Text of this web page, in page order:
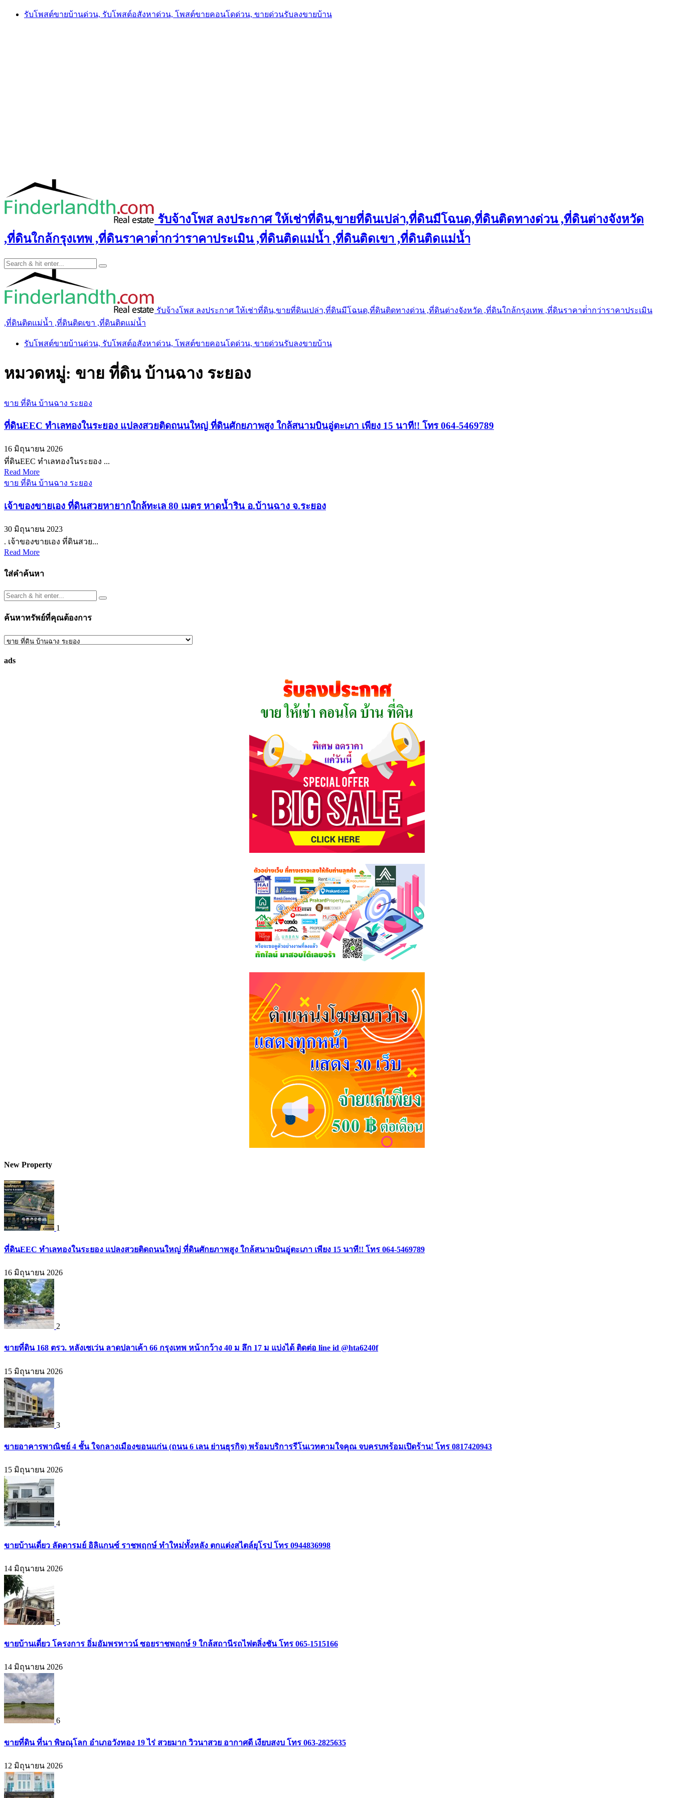
Skip
รับโพสต์ขายบ้านด่วน, รับโพสต์อสังหาด่วน, โพสต์ขายคอนโดด่วน, ขายด่วนรับลงขายบ้าน
รับจ้างโพส ลงประกาศ ให้เช่าที่ดิน,ขายที่ดินเปล่า,ที่ดินมีโฉนด,ที่ดินติดทางด่วน ,ที่ดินต่างจังหวัด
,ที่ดินใกล้กรุงเทพ ,ที่ดินราคาต่ํากว่าราคาประเมิน ,ที่ดินติดแม่น้ำ ,ที่ดินติดเขา ,ที่ดินติดแม่น้ำ
รับจ้างโพส ลงประกาศ ให้เช่าที่ดิน,ขายที่ดินเปล่า,ที่ดินมีโฉนด,ที่ดินติดทางด่วน ,ที่ดินต่างจังหวัด ,ที่ดินใกล้กรุงเทพ ,ที่ดินราคาต่ํากว่าราคาประเมิน
,ที่ดินติดแม่น้ำ ,ที่ดินติดเขา ,ที่ดินติดแม่น้ำ
รับโพสต์ขายบ้านด่วน, รับโพสต์อสังหาด่วน, โพสต์ขายคอนโดด่วน, ขายด่วนรับลงขายบ้าน
หมวดหมู่: ขาย ที่ดิน บ้านฉาง ระยอง
ขาย ที่ดิน บ้านฉาง ระยอง
ที่ดินEEC ทำเลทองในระยอง แปลงสวยติดถนนใหญ่ ที่ดินศักยภาพสูง ใกล้สนามบินอู่ตะเภา เพียง 15 นาที!! โทร 064-5469789
16 มิถุนายน 2026
ที่ดินEEC ทำเลทองในระยอง ...
Read More
ขาย ที่ดิน บ้านฉาง ระยอง
เจ้าของขายเอง ที่ดินสวยหายากใกล้ทะเล 80 เมตร หาดน้ำริน อ.บ้านฉาง จ.ระยอง
30 มิถุนายน 2023
. เจ้าของขายเอง ที่ดินสวย...
Read More
ใส่คำค้นหา
ค้นหาทรัพย์ที่คุณต้องการ
ค้นหา
ที่
ads
New Property
1
ที่ดินEEC ทำเลทองในระยอง แปลงสวยติดถนนใหญ่ ที่ดินศักยภาพสูง ใกล้สนามบินอู่ตะเภา เพียง 15 นาที!! โทร 064-5469789
16 มิถุนายน 2026
2
ขายที่ดิน 168 ตรว. หลังเซเว่น ลาดปลาเค้า 66 กรุงเทพ หน้ากว้าง 40 ม ลึก 17 ม แบ่งได้ ติดต่อ line id @hta6240f
15 มิถุนายน 2026
3
ขายอาคารพาณิชย์ 4 ชั้น ใจกลางเมืองขอนแก่น (ถนน 6 เลน ย่านธุรกิจ) พร้อมบริการรีโนเวทตามใจคุณ จบครบพร้อมเปิดร้าน! โทร 0817420943
15 มิถุนายน 2026
4
ขายบ้านเดี่ยว ลัดดารมย์ อิลิแกนซ์ ราชพฤกษ์ ทำใหม่ทั้งหลัง ตกแต่งสไตล์ยุโรป โทร 0944836998
14 มิถุนายน 2026
5
ขายบ้านเดี่ยว โครงการ อิ่มอัมพรทาวน์ ซอยราชพฤกษ์ 9 ใกล้สถานีรถไฟตลิ่งชัน โทร 065-1515166
14 มิถุนายน 2026
6
ขายที่ดิน ที่นา พิษณุโลก อำเภอวังทอง 19 ไร่ สวยมาก วิวนาสวย อากาศดี เงียบสงบ โทร 063-2825635
12 มิถุนายน 2026